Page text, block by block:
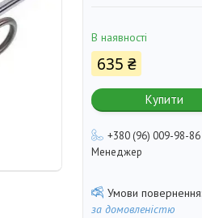
В наявності
635 ₴
Купити
+380 (96) 009-98-86
Менеджер
за домовленістю